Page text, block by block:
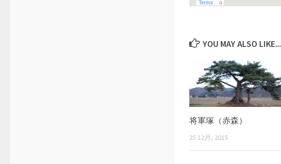
YOU MAY ALSO LIKE...
将軍塚（赤森）
25 12月, 2015